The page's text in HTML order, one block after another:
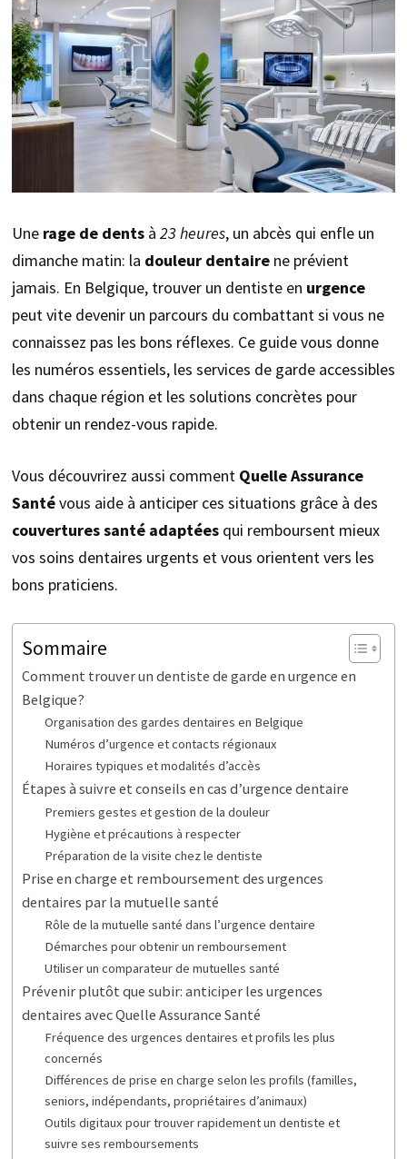
Une rage de dentsà 23 heures, un abcès qui enfle un
dimanche matin: la douleur dentairene prévient
jamais. En Belgique, trouver un dentiste en urgence
peut vite devenir un parcours du combattant si vous ne
connaissez pas les bons réflexes. Ce guide vous donne
les numéros essentiels, les services de garde accessibles
dans chaque région et les solutions concrètes pour
obtenir un rendez-vous rapide.
Vous découvrirez aussi comment Quelle Assurance
Santévous aide à anticiper ces situations grâce à des
couvertures santé adaptéesqui remboursent mieux
vos soins dentaires urgents et vous orientent vers les
bons praticiens.
Sommaire
Comment trouver un dentiste de garde en urgence en
Belgique?
Organisation des gardes dentaires en Belgique
Numéros d’urgence et contacts régionaux
Horaires typiques et modalités d’accès
Étapes à suivre et conseils en cas d’urgence dentaire
Premiers gestes et gestion de la douleur
Hygiène et précautions à respecter
Préparation de la visite chez le dentiste
Prise en charge et remboursement des urgences
dentaires par la mutuelle santé
Rôle de la mutuelle santé dans l’urgence dentaire
Démarches pour obtenir un remboursement
Utiliser un comparateur de mutuelles santé
Prévenir plutôt que subir: anticiper les urgences
dentaires avec Quelle Assurance Santé
Fréquence des urgences dentaires et profils les plus
concernés
Différences de prise en charge selon les profils (familles,
seniors, indépendants, propriétaires d’animaux)
Outils digitaux pour trouver rapidement un dentiste et
suivre ses remboursements